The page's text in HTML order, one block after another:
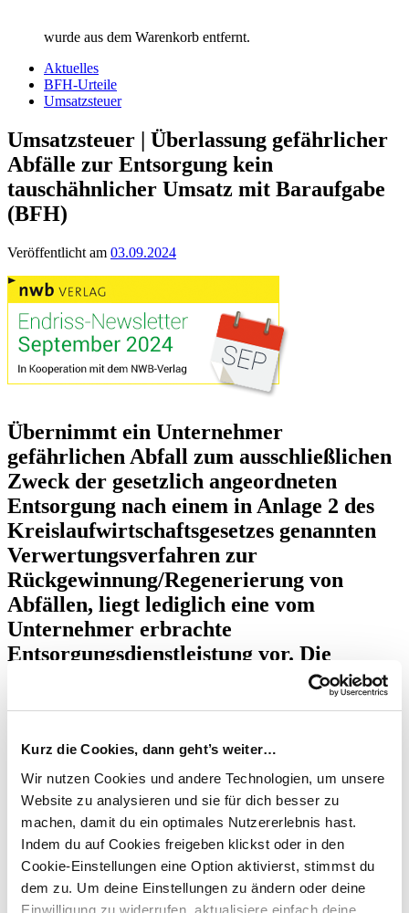
Kurz die Cookies, dann geht’s weiter…
Wir nutzen Cookies und andere Technologien, um unsere
Website zu analysieren und sie für dich besser zu
machen, damit du ein optimales Nutzererlebnis hast.
Indem du auf Cookies freigeben klickst oder in den
Cookie-Einstellungen eine Option aktivierst, stimmst du
dem zu. Um deine Einstellungen zu ändern oder deine
Einwilligung zu widerrufen, aktualisiere einfach deine
wurde aus dem Warenkorb entfernt.
Aktuelles
BFH-Urteile
Umsatzsteuer
Umsatzsteuer | Überlassung gefährlicher
Abfälle zur Entsorgung kein
tauschähnlicher Umsatz mit Baraufgabe
(BFH)
Veröffentlicht am 03.09.2024
Übernimmt ein Unternehmer
gefährlichen Abfall zum ausschließlichen
Zweck der gesetzlich angeordneten
Entsorgung nach einem in Anlage 2 des
Kreislaufwirtschaftsgesetzes genannten
Verwertungsverfahren zur
Rückgewinnung/Regenerierung von
Abfällen, liegt lediglich eine vom
Unternehmer erbrachte
Entsorgungsdienstleistung vor. Die
Annahme eines tauschähnlichen Umsatzes
nicht in Betracht (BFH, Urteil v.
18.4.2024 - V R 7/22; veröffentlicht am
29.8.2024).
Sachverhalt: Die Klägerin ist ein Entsorgungsfachbetrieb. Sie
nahm ihren Kunden verunreinigte Chemikalien zum Zwecke der
Entsorgung nach dem inAnlage 2 des Kreislaufwirtschaftsgesetzes
aufgeführten Verwertungsverfahren ab. Die Chemikalien bereitete
sie im Rahmen eines chemischen Prozesses dergestalt auf, dass sie